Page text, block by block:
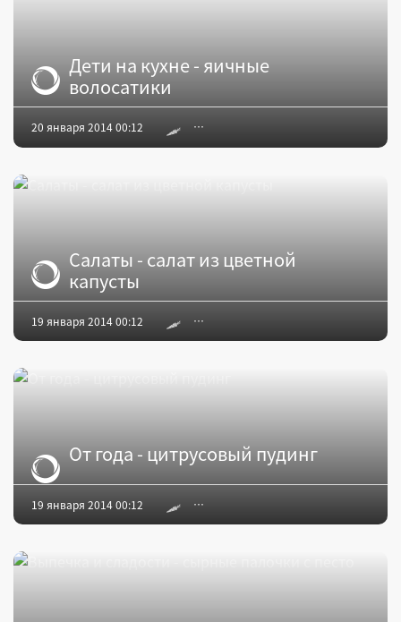
Дети на кухне - яичные
волосатики
20 января 2014 00:12
Салаты - салат из цветной
капусты
19 января 2014 00:12
От года - цитрусовый пудинг
19 января 2014 00:12